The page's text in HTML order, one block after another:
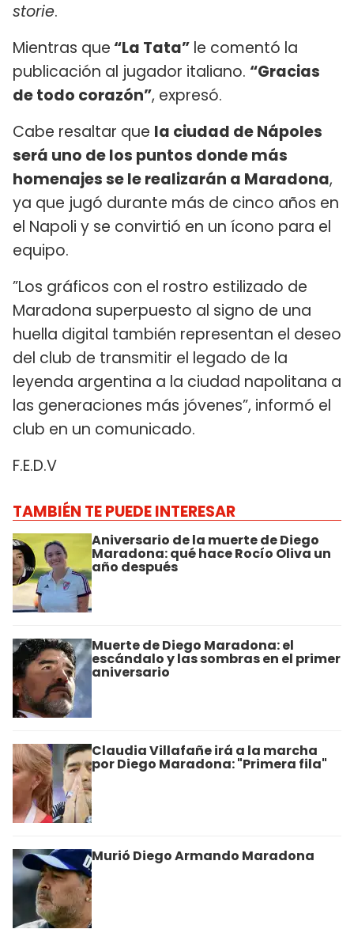
storie.
Mientras que “La Tata” le comentó la
publicación al jugador italiano. “Gracias
de todo corazón”, expresó.
Cabe resaltar que la ciudad de Nápoles
será uno de los puntos donde más
homenajes se le realizarán a Maradona,
ya que jugó durante más de cinco años en
el Napoli y se convirtió en un ícono para el
equipo.
”Los gráficos con el rostro estilizado de
Maradona superpuesto al signo de una
huella digital también representan el deseo
del club de transmitir el legado de la
leyenda argentina a la ciudad napolitana a
las generaciones más jóvenes”, informó el
club en un comunicado.
F.E.D.V
TAMBIÉN TE PUEDE INTERESAR
Aniversario de la muerte de Diego
Maradona: qué hace Rocío Oliva un
año después
Muerte de Diego Maradona: el
escándalo y las sombras en el primer
aniversario
Claudia Villafañe irá a la marcha
por Diego Maradona: "Primera fila"
Murió Diego Armando Maradona